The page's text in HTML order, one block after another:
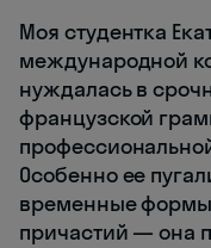
Моя студентка
международной
нуждалась в
французской
Особенно ее
временные формы
причастий — она